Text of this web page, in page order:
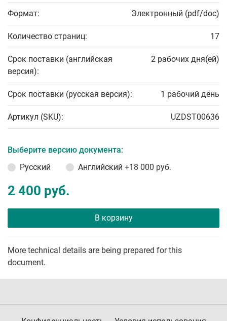
Формат: Электронный (pdf/doc)
Количество страниц: 17
Срок поставки (английская
версия):
2 рабочих дня(ей)
Срок поставки (русская версия): 1 рабочий день
Артикул (SKU): UZDST00636
Выберите версию документа:
Русский
Английский +18 000 руб.
2 400 руб.
В корзину
More technical details are being prepared for this
document.